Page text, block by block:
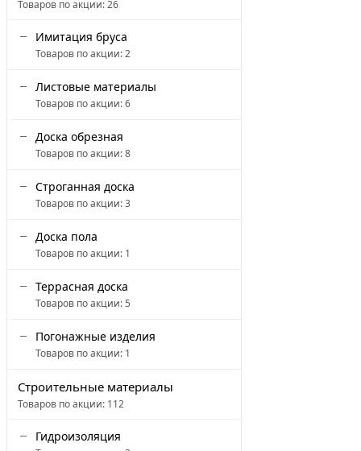
Товаров по акции:26
Имитация бруса
Товаров по акции:2
Листовые материалы
Товаров по акции:6
Доска обрезная
Товаров по акции:8
Строганная доска
Товаров по акции:3
Доска пола
Товаров по акции: 1
Террасная доска
Товаров по акции:5
Погонажные изделия
Товаров по акции: 1
Строительные материалы
Товаров по акции: 112
Гидроизоляция